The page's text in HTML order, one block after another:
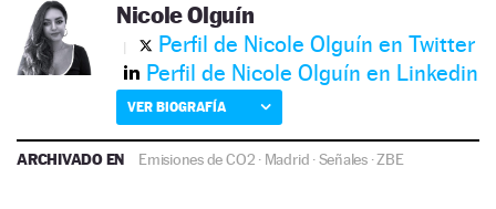
Nicole Olguín
Perfil de Nicole Olguín en Twitter
Perfil de Nicole Olguín en Linkedin
VER BIOGRAFÍA
ARCHIVADO EN Emisiones de CO2 · Madrid ·Señales·ZBE